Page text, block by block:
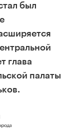
был
глава
палаты